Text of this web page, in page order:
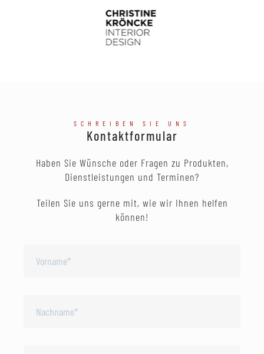
SCHREIBEN SIE UNS
Kontaktformular
Haben Sie Wünsche oder Fragen zu Produkten,
Dienstleistungen und Terminen?
Teilen Sie uns gerne mit, wie wir Ihnen helfen
können!